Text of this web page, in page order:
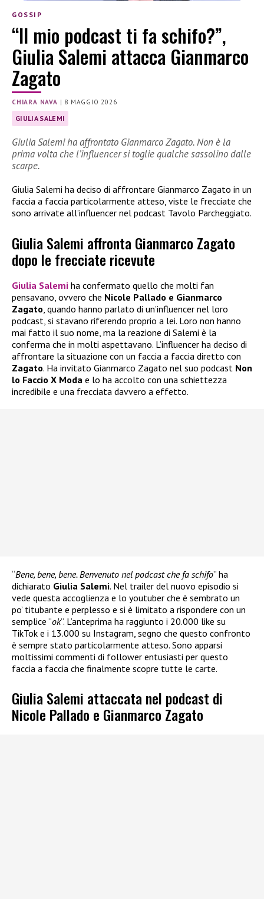
GOSSIP
“Il mio podcast ti fa schifo?”,
Giulia Salemi attacca Gianmarco
Zagato
CHIARA NAVA | 8 MAGGIO 2026
GIULIA SALEMI
Giulia Salemi ha affrontato Gianmarco Zagato. Non è la
prima volta che l’influencer si toglie qualche sassolino dalle
scarpe.
Giulia Salemi ha deciso di affrontare Gianmarco Zagato in un
faccia a faccia particolarmente atteso, viste le frecciate che
sono arrivate all’influencer nel podcast Tavolo Parcheggiato.
Giulia Salemi affronta Gianmarco Zagato
dopo le frecciate ricevute
Giulia Salemi ha confermato quello che molti fan
pensavano, ovvero che Nicole Pallado e Gianmarco
Zagato , quando hanno parlato di un’influencer nel loro
podcast, si stavano riferendo proprio a lei. Loro non hanno
mai fatto il suo nome, ma la reazione di Salemi è la
conferma che in molti aspettavano. L’influencer ha deciso di
affrontare la situazione con un faccia a faccia diretto con
Zagato. Ha invitato Gianmarco Zagato nel suo podcast Non
lo Faccio X Moda e lo ha accolto con una schiettezza
incredibile e una frecciata davvero a effetto.
“Bene, bene, bene. Benvenuto nel podcast che fa schifo” ha
dichiarato Giulia Salemi. Nel trailer del nuovo episodio si
vede questa accoglienza e lo youtuber che è sembrato un
po’ titubante e perplesso e si è limitato a rispondere con un
semplice “ok“. L’anteprima ha raggiunto i 20.000 like su
TikTok e i 13.000 su Instagram, segno che questo confronto
è sempre stato particolarmente atteso. Sono apparsi
moltissimi commenti di follower entusiasti per questo
faccia a faccia che finalmente scopre tutte le carte.
Giulia Salemi attaccata nel podcast di
Nicole Pallado e Gianmarco Zagato